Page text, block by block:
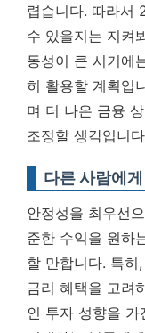
렵습니다. 따라서
수 있을지는 지켜
동성이 큰 시기에
히 활용할 계획입
며 더 나은 금융
조정할 생각입니
다른 사람에
안정성을 최우선
준한 수익을 원하
할 만합니다. 특히
금리 혜택을 고려
인 투자 성향을